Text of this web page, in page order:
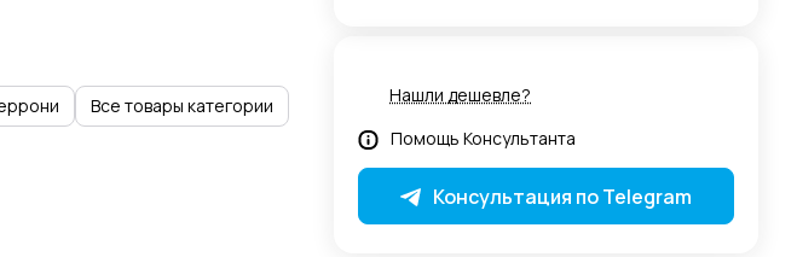
Все товары категории
Нашли дешевле?
Помощь Консультанта
Консультация по Telegram